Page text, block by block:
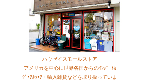
ハウゼイスモールストア
アメリカを中心に世界各国からのｲﾝﾎﾟｰﾄｶ
ｼﾞｭｱﾙｳｪｱ・輸入雑貨などを取り扱っていま